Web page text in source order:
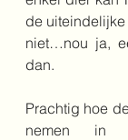
de
niet…nou ja,
dan.
Prachtig hoe
nemen in